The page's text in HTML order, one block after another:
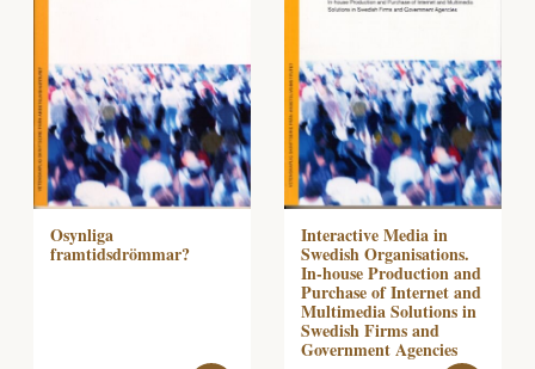
Osynliga
framtidsdrömmar?
Interactive Media in
Swedish Organisations.
In-house Production and
Purchase of Internet and
Multimedia Solutions in
Swedish Firms and
Government Agencies